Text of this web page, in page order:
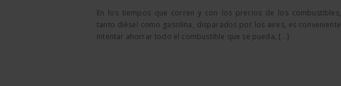
En los tiempos que corren y con los precios de los combustibles,
tanto diésel como gasolina, disparados por los aires, es conveniente
intentar ahorrar todo el combustible que se pueda, [...]